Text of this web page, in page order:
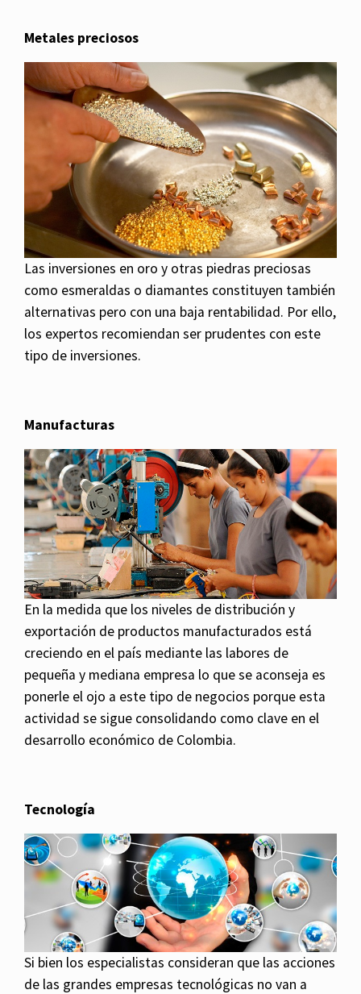
Metales preciosos
Las inversiones en oro y otras piedras preciosas
como esmeraldas o diamantes constituyen también
alternativas pero con una baja rentabilidad. Por ello,
los expertos recomiendan ser prudentes con este
tipo de inversiones.
Manufacturas
En la medida que los niveles de distribución y
exportación de productos manufacturados está
creciendo en el país mediante las labores de
pequeña y mediana empresa lo que se aconseja es
ponerle el ojo a este tipo de negocios porque esta
actividad se sigue consolidando como clave en el
desarrollo económico de Colombia.
Tecnología
Si bien los especialistas consideran que las acciones
de las grandes empresas tecnológicas no van a